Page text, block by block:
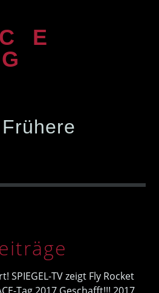
Frühere
SPIEGEL-TV zeigt Fly Rocket